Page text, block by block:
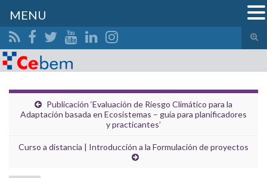
el
Search for:
Publicación ‘Evaluación de Riesgo Climático para la
Adaptación basada en Ecosistemas – guía para planificadores
y practicantes’
Curso a distancia | Introducción a la Formulación de proyectos
MENU